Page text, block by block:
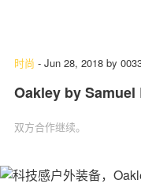
时尚 - Jun 28, 2018 by
Oakley by Samuel
双方合作继续。